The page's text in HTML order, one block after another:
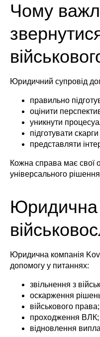
Чому
Юридичний супровід
правильно
оцінити
уникнути
підготувати
представляти
Кожна справа має свої
універсального
Юридична
Юридична компанія
допомогу у питаннях:
звільнення з
оскарження
військового права;
проходження ВЛК;
відновлення